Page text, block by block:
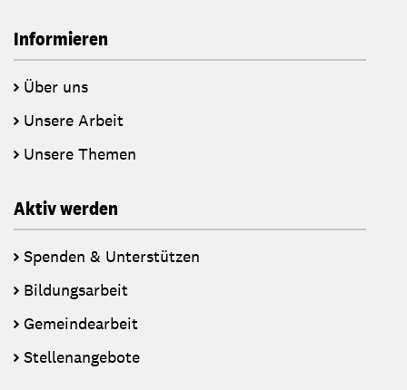
Informieren
Über uns
Unsere Arbeit
Unsere Themen
Aktiv werden
Spenden & Unterstützen
Bildungsarbeit
Gemeindearbeit
Stellenangebote